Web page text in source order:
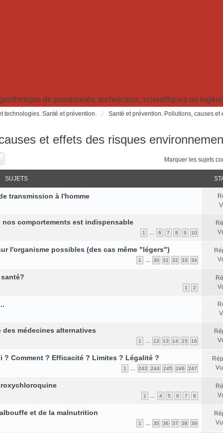
de passionnés, techniciens, scientifiques ou
technologies. Santé et prévention. Santé et prévention. Pollutions, causes
et effets des risques
Marquer les sujets
SUJETS
transmission à l'homme
nos comportements est indispensable
1 6 7 8 9 10
l'organisme possibles (des cas même "légers")
1 30 31 32 33 34
1 2
médecines alternatives
1 12 13 14 15 16
Comment ? Efficacité ? Limites ? Légalité ?
1 243 244 245 246 247
1 4 5 6 7 8
et de la malnutrition
1 35 36 37 38 39